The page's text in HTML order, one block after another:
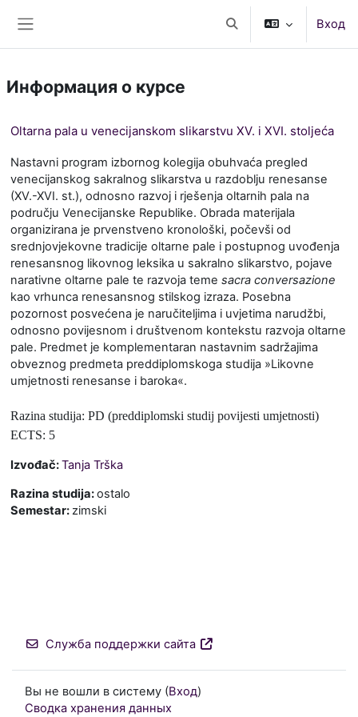
Изменить данныеВход
Информация о курсе
Oltarna pala u venecijanskom slikarstvu XV. i XVI. stoljeća
Nastavni program izbornog kolegija obuhvaća pregled
venecijanskog sakralnog slikarstva u razdoblju renesanse
(XV.-XVI. st.), odnosno razvoj i rješenja oltarnih pala na
području Venecijanske Republike. Obrada materijala
organizirana je prvenstveno kronološki, počevši od
srednjovjekovne tradicije oltarne pale i postupnog uvođenja
renesansnog likovnog leksika u sakralno slikarstvo, pojave
narativne oltarne pale te razvoja teme sacra conversazione
kao vrhunca renesansnog stilskog izraza. Posebna
pozornost posvećena je naručiteljima i uvjetima narudžbi,
odnosno povijesnom i društvenom kontekstu razvoja oltarne
pale. Predmet je komplementaran nastavnim sadržajima
obveznog predmeta preddiplomskoga studija »Likovne
umjetnosti renesanse i baroka«.
Razina studija: PD (preddiplomski studij povijesti umjetnosti)
ECTS: 5
Izvođač:Tanja Trška
Razina studija:ostalo
Semestar:zimski
Служба поддержки сайта
Вы не вошли в систему (Вход)
Сводка хранения данных